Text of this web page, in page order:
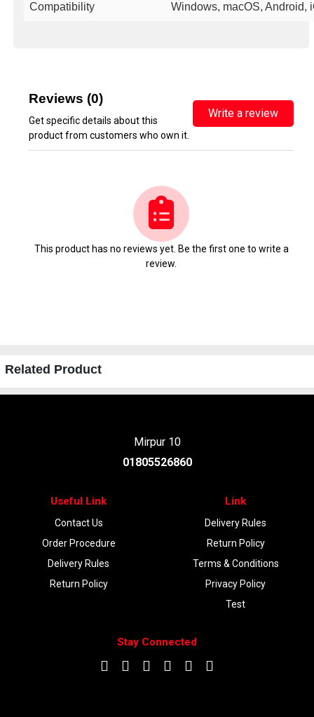
Compatibility Windows, macOS, Android,
Reviews (0)
Get specific details about this
product from customers who own it.
Write a review
This product has no reviews yet. Be the first one to write a
review.
Related Product
Mirpur 10
01805526860
Useful Link
Contact Us
Order Procedure
Delivery Rules
Return Policy
Link
Delivery Rules
Return Policy
Terms & Conditions
Privacy Policy
Test
Stay Connected